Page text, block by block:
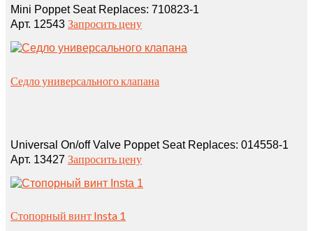
Mini Poppet Seat Replaces: 710823‑1
Арт. 12543 Запросить цену
Седло универсального клапана
Universal On/off Valve Poppet Seat Replaces: 014558‑1
Арт. 13427 Запросить цену
Стопорный винт Insta 1